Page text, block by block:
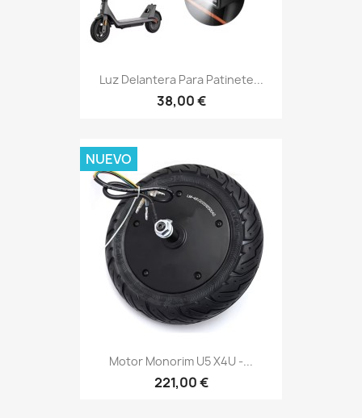
Luz Delantera Para Patinete...
38,00 €
Motor Monorim U5 X4U -...
221,00 €
NUEVO